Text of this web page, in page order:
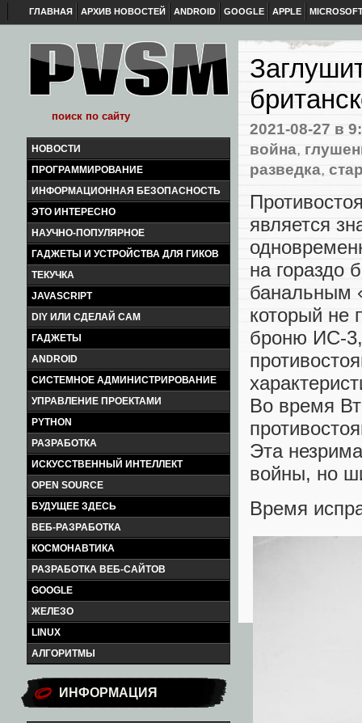
ГЛАВНАЯ АРХИВ НОВОСТЕЙ ANDROID GOOGLE APPLE
НОВОСТИ
ПРОГРАММИРОВАНИЕ
ИНФОРМАЦИОННАЯ БЕЗОПАСНОСТЬ
ЭТО ИНТЕРЕСНО
НАУЧНО-ПОПУЛЯРНОЕ
ГАДЖЕТЫ И УСТРОЙСТВА ДЛЯ ГИКОВ
ТЕКУЧКА
JAVASCRIPT
DIY ИЛИ СДЕЛАЙ САМ
ГАДЖЕТЫ
ANDROID
СИСТЕМНОЕ АДМИНИСТРИРОВАНИЕ
УПРАВЛЕНИЕ ПРОЕКТАМИ
PYTHON
РАЗРАБОТКА
ИСКУССТВЕННЫЙ ИНТЕЛЛЕКТ
OPEN SOURCE
БУДУЩЕЕ ЗДЕСЬ
ВЕБ-РАЗРАБОТКА
КОСМОНАВТИКА
РАЗРАБОТКА ВЕБ-САЙТОВ
GOOGLE
ЖЕЛЕЗО
LINUX
АЛГОРИТМЫ
ИНФОРМАЦИЯ
2021-08-27 в
война,
разведка,
является
на гораздо
банальным
который не
броню ИС-3,
Во время
Эта
войны, но
Время